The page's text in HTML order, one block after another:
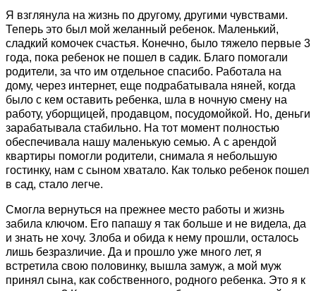
Я взглянула на жизнь по другому, другими чувствами.
Теперь это был мой желанный ребенок. Маленький,
сладкий комочек счастья. Конечно, было тяжело первые 3
года, пока ребенок не пошел в садик. Благо помогали
родители, за что им отдельное спасибо. Работала на
дому, через интернет, еще подрабатывала няней, когда
было с кем оставить ребенка, шла в ночную смену на
работу, уборщицей, продавцом, посудомойкой. Но, деньги
зарабатывала стабильно. На тот момент полностью
обеспечивала нашу маленькую семью. А с арендой
квартиры помогли родители, снимала я небольшую
гостинку, нам с сыном хватало. Как только ребенок пошел
в сад, стало легче.
Смогла вернуться на прежнее место работы и жизнь
забила ключом. Его папашу я так больше и не видела, да
и знать не хочу. Злоба и обида к нему прошли, осталось
лишь безразличие. Да и прошло уже много лет, я
встретила свою половинку, вышла замуж, а мой муж
принял сына, как собственного, родного ребенка. Это я к